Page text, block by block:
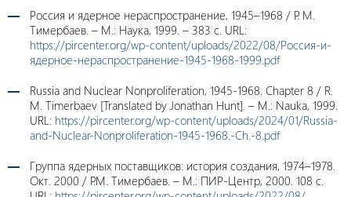
Россия и ядерное нераспространение, 1945–1968 / Р. М.
Тимербаев. – М.: Наука, 1999. – 383 с. URL:
https://pircenter.org/wp-content/uploads/2022/08/Россия-и-
ядерное-нераспространение-1945-1968-1999.pdf
Russia and Nuclear Nonproliferation, 1945-1968. Chapter 8 / R.
M. Timerbaev [Translated by Jonathan Hunt]. – M.: Nauka, 1999.
URL: https://pircenter.org/wp-content/uploads/2024/01/Russia-
and-Nuclear-Nonproliferation-1945-1968.-Ch.-8.pdf
Группа ядерных поставщиков: история создания, 1974–1978.
Окт. 2000 / Р.М. Тимербаев. – М.: ПИР-Центр, 2000. 108 c.